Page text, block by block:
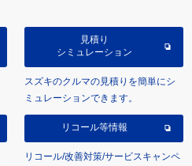
見積り
シミュレーション
スズキのクルマの見積りを簡単にシ
ミュレーションできます。
リコール等情報
リコール/改善対策/サービスキャンペ